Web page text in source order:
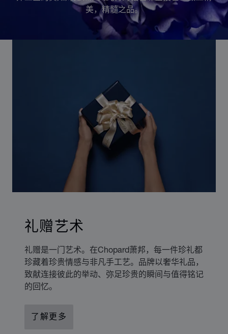
美，精髓之品。
礼赠艺术
礼赠是一门艺术。在Chopard萧邦，每一件珍礼都
珍藏着珍贵情感与非凡手工艺。品牌以奢华礼品，
致献连接彼此的举动、弥足珍贵的瞬间与值得铭记
的回忆。
了解更多